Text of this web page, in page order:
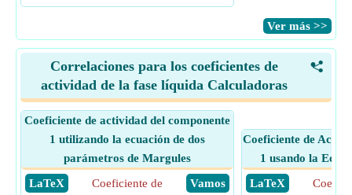
​Ver más >>
<
Correlaciones para los coeficientes de
actividad de la fase líquida Calculadoras
Coeficiente de actividad del componente
1 utilizando la ecuación de dos
parámetros de Margules
​ LaTeX
​ Vamos
Coeficiente de
Coeficiente de
1 usando la
​ LaTeX